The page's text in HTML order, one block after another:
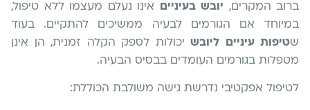
ברוב המקרים, יובש בעיניים אינו נעלם מעצמו ללא טיפול,
במיוחד אם הגורמים לבעיה ממשיכים להתקיים. בעוד
שטיפות עיניים ליובש יכולות לספק הקלה זמנית, הן אינן
מטפלות בגורמים העומדים בבסיס הבעיה.
לטיפול אפקטיבי נדרשת גישה משולבת הכוללת: